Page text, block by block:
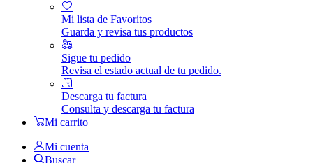
Mi lista de Favoritos
Guarda y revisa tus productos
Sigue tu pedido
Revisa el estado actual de tu pedido.
Descarga tu factura
Consulta y descarga tu factura
Mi carrito
Mi cuenta
Buscar